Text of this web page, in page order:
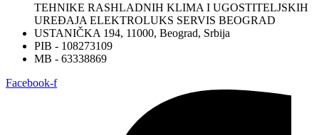
TEHNIKE RASHLADNIH KLIMA I UGOSTITELJSKIH
UREĐAJA ELEKTROLUKS SERVIS BEOGRAD
USTANIČKA 194, 11000, Beograd, Srbija
PIB - 108273109
MB - 63338869
Facebook-f